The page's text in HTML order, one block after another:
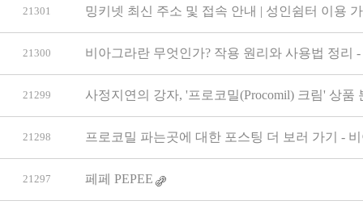
21301 밍키넷 최신 주소 및 접속 안내 | 성인쉼터 이용
21300 비아그라란 무엇인가? 작용 원리와 사용법 정리
21299 사정지연의 강자, '프로코밀(Procomil) 크림' 상
21298 프로코밀 파는곳에 대한 포스팅 더 보러 가기 -
21297 페페 PEPEE